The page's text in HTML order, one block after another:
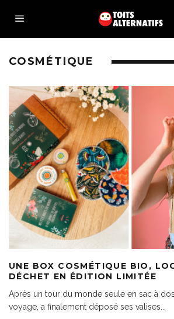
COSMÉTIQUE
UNE BOX COSMÉTIQUE BIO,
DÉCHET EN ÉDITION LIMITÉE
Après un tour du monde seule en sac à
voyage, a finalement déposé ses valises